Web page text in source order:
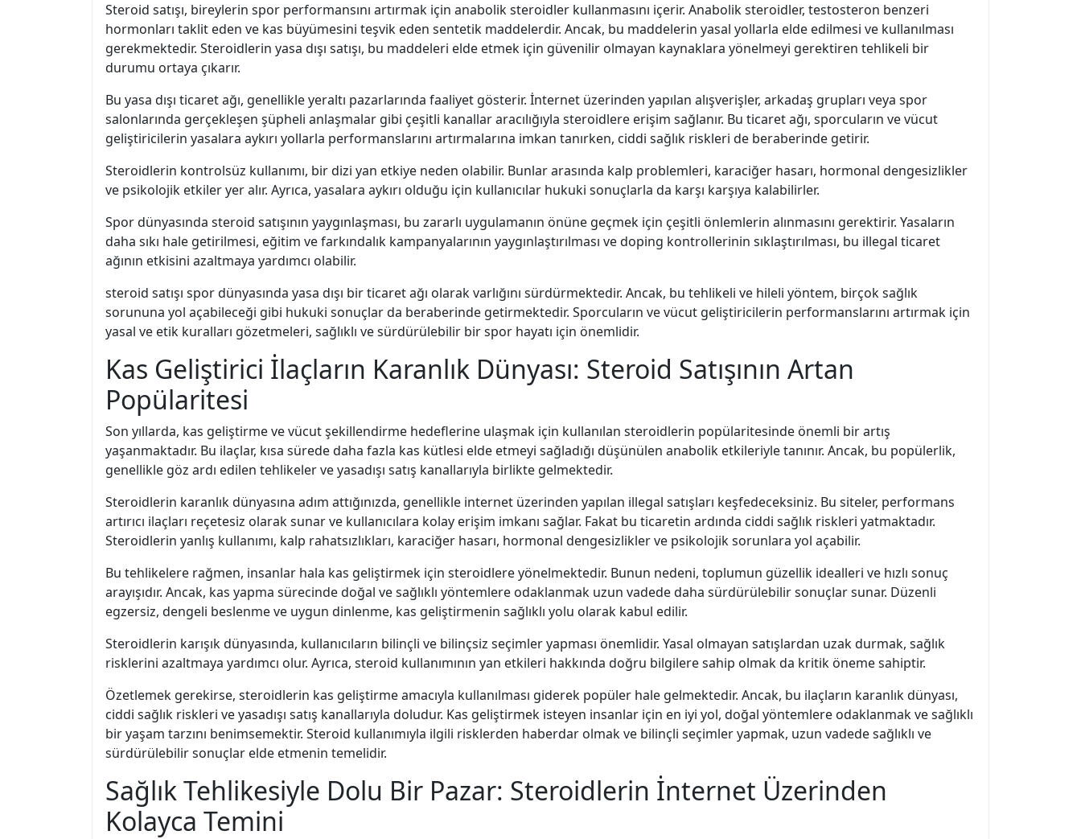
Steroid satışı, bireylerin spor performansını artırmak için anabolik steroidler kullanmasını içerir. Anabolik steroidler, testosteron benzeri
hormonları taklit eden ve kas büyümesini teşvik eden sentetik maddelerdir. Ancak, bu maddelerin yasal yollarla elde edilmesi ve kullanılması
gerekmektedir. Steroidlerin yasa dışı satışı, bu maddeleri elde etmek için güvenilir olmayan kaynaklara yönelmeyi gerektiren tehlikeli bir
durumu ortaya çıkarır.
Bu yasa dışı ticaret ağı, genellikle yeraltı pazarlarında faaliyet gösterir. İnternet üzerinden yapılan alışverişler, arkadaş grupları veya spor
salonlarında gerçekleşen şüpheli anlaşmalar gibi çeşitli kanallar aracılığıyla steroidlere erişim sağlanır. Bu ticaret ağı, sporcuların ve vücut
geliştiricilerin yasalara aykırı yollarla performanslarını artırmalarına imkan tanırken, ciddi sağlık riskleri de beraberinde getirir.
Steroidlerin kontrolsüz kullanımı, bir dizi yan etkiye neden olabilir. Bunlar arasında kalp problemleri, karaciğer hasarı, hormonal dengesizlikler
ve psikolojik etkiler yer alır. Ayrıca, yasalara aykırı olduğu için kullanıcılar hukuki sonuçlarla da karşı karşıya kalabilirler.
Spor dünyasında steroid satışının yaygınlaşması, bu zararlı uygulamanın önüne geçmek için çeşitli önlemlerin alınmasını gerektirir. Yasaların
daha sıkı hale getirilmesi, eğitim ve farkındalık kampanyalarının yaygınlaştırılması ve doping kontrollerinin sıklaştırılması, bu illegal ticaret
ağının etkisini azaltmaya yardımcı olabilir.
steroid satışı spor dünyasında yasa dışı bir ticaret ağı olarak varlığını sürdürmektedir. Ancak, bu tehlikeli ve hileli yöntem, birçok sağlık
sorununa yol açabileceği gibi hukuki sonuçlar da beraberinde getirmektedir. Sporcuların ve vücut geliştiricilerin performanslarını artırmak için
yasal ve etik kuralları gözetmeleri, sağlıklı ve sürdürülebilir bir spor hayatı için önemlidir.
Kas Geliştirici İlaçların Karanlık Dünyası: Steroid Satışının Artan
Popülaritesi
Son yıllarda, kas geliştirme ve vücut şekillendirme hedeflerine ulaşmak için kullanılan steroidlerin popülaritesinde önemli bir artış
yaşanmaktadır. Bu ilaçlar, kısa sürede daha fazla kas kütlesi elde etmeyi sağladığı düşünülen anabolik etkileriyle tanınır. Ancak, bu popülerlik,
genellikle göz ardı edilen tehlikeler ve yasadışı satış kanallarıyla birlikte gelmektedir.
Steroidlerin karanlık dünyasına adım attığınızda, genellikle internet üzerinden yapılan illegal satışları keşfedeceksiniz. Bu siteler, performans
artırıcı ilaçları reçetesiz olarak sunar ve kullanıcılara kolay erişim imkanı sağlar. Fakat bu ticaretin ardında ciddi sağlık riskleri yatmaktadır.
Steroidlerin yanlış kullanımı, kalp rahatsızlıkları, karaciğer hasarı, hormonal dengesizlikler ve psikolojik sorunlara yol açabilir.
Bu tehlikelere rağmen, insanlar hala kas geliştirmek için steroidlere yönelmektedir. Bunun nedeni, toplumun güzellik idealleri ve hızlı sonuç
arayışıdır. Ancak, kas yapma sürecinde doğal ve sağlıklı yöntemlere odaklanmak uzun vadede daha sürdürülebilir sonuçlar sunar. Düzenli
egzersiz, dengeli beslenme ve uygun dinlenme, kas geliştirmenin sağlıklı yolu olarak kabul edilir.
Steroidlerin karışık dünyasında, kullanıcıların bilinçli ve bilinçsiz seçimler yapması önemlidir. Yasal olmayan satışlardan uzak durmak, sağlık
risklerini azaltmaya yardımcı olur. Ayrıca, steroid kullanımının yan etkileri hakkında doğru bilgilere sahip olmak da kritik öneme sahiptir.
Özetlemek gerekirse, steroidlerin kas geliştirme amacıyla kullanılması giderek popüler hale gelmektedir. Ancak, bu ilaçların karanlık dünyası,
ciddi sağlık riskleri ve yasadışı satış kanallarıyla doludur. Kas geliştirmek isteyen insanlar için en iyi yol, doğal yöntemlere odaklanmak ve sağlıklı
bir yaşam tarzını benimsemektir. Steroid kullanımıyla ilgili risklerden haberdar olmak ve bilinçli seçimler yapmak, uzun vadede sağlıklı ve
sürdürülebilir sonuçlar elde etmenin temelidir.
Sağlık Tehlikesiyle Dolu Bir Pazar: Steroidlerin İnternet Üzerinden
Kolayca Temini